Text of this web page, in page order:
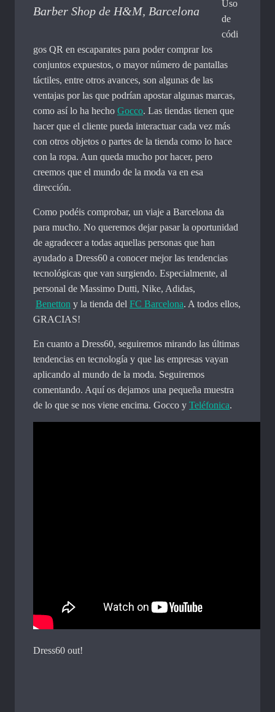
Barber Shop de H&M, Barcelona
Uso
de
códi
gos QR en escaparates para poder comprar los
conjuntos expuestos, o mayor número de pantallas
táctiles, entre otros avances, son algunas de las
ventajas por las que podrían apostar algunas marcas,
como así lo ha hecho Gocco. Las tiendas tienen que
hacer que el cliente pueda interactuar cada vez más
con otros objetos o partes de la tienda como lo hace
con la ropa. Aun queda mucho por hacer, pero
creemos que el mundo de la moda va en esa
dirección.
Como podéis comprobar, un viaje a Barcelona da
para mucho. No queremos dejar pasar la oportunidad
de agradecer a todas aquellas personas que han
ayudado a Dress60 a conocer mejor las tendencias
tecnológicas que van surgiendo. Especialmente, al
personal de Massimo Dutti, Nike, Adidas,
Benetton y la tienda del FC Barcelona. A todos ellos,
GRACIAS!
En cuanto a Dress60, seguiremos mirando las últimas
tendencias en tecnología y que las empresas vayan
aplicando al mundo de la moda. Seguiremos
comentando. Aquí os dejamos una pequeña muestra
de lo que se nos viene encima. Gocco y Teléfonica.
Dress60 out!